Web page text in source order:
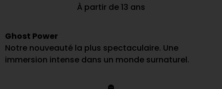
À partir de 13 ans
Ghost Power
Notre nouveauté la plus spectaculaire. Une
immersion intense dans un monde surnaturel.